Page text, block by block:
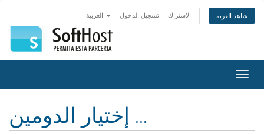
تسجيل الدخول الإشتراك شاهد العربة
تبديل
التنقل
إختيار الدومين ...